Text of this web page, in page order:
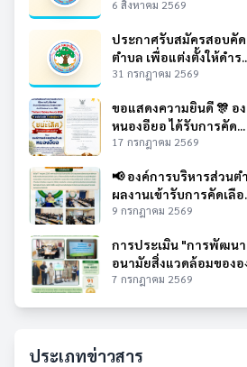
6 สิงหาคม 2569
ประกาศรับสมัครสอบคั
ตำบล เพื่อแต่งตั้งให้ดำร
31 กรกฎาคม 2569
ขอแสดงความยินดี 🎊 อ
หนองอียอ ได้รับการคัด...
17 กรกฎาคม 2569
📢 องค์การบริหารส่วน
ผลงานเข้ารับการคัดเลือ
9 กรกฎาคม 2569
การประเมิน "การพัฒน
อนามัยสิ่งแวดล้อมของอ
7 กรกฎาคม 2569
ประเภทข่าวสาร